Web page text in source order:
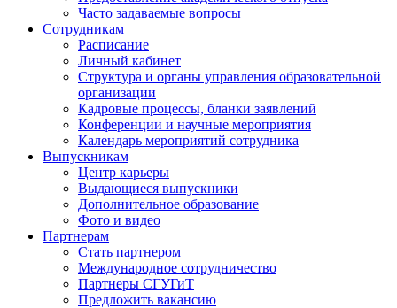
Часто задаваемые вопросы
Сотрудникам
Расписание
Личный кабинет
Структура и органы управления образовательной
организации
Кадровые процессы, бланки заявлений
Конференции и научные мероприятия
Календарь мероприятий сотрудника
Выпускникам
Центр карьеры
Выдающиеся выпускники
Дополнительное образование
Фото и видео
Партнерам
Стать партнером
Международное сотрудничество
Партнеры СГУГиТ
Предложить вакансию